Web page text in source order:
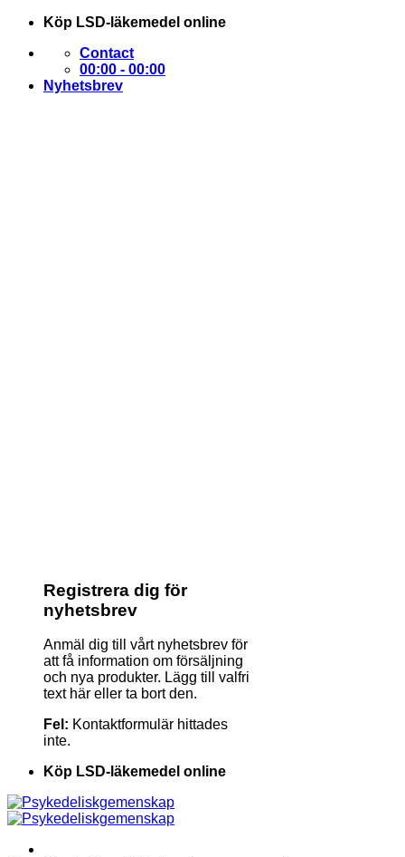
Skip
content
Köp LSD-läkemedel online
Contact
00:00 - 00:00
Nyhetsbrev
Registrera dig för
nyhetsbrev
Anmäl dig till vårt nyhetsbrev för
att få information om försäljning
och nya produkter. Lägg till valfri
text här eller ta bort den.
Fel: Kontaktformulär hittades
inte.
Köp LSD-läkemedel online